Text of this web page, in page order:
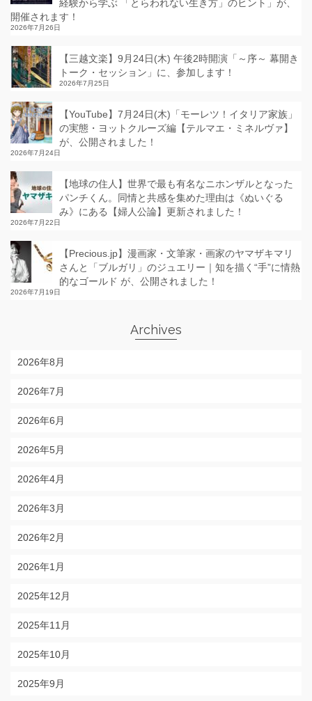
経験から学ぶ 「とらわれない生き方」のヒント」が、
開催されます！
2026年7月26日
【三越文楽】9月24日(木) 午後2時開演「～序～ 幕開き
トーク・セッション」に、参加します！
2026年7月25日
【YouTube】7月24日(木)「モーレツ！イタリア家族」
の実態・ヨットクルーズ編【テルマエ・ミネルヴァ】
が、公開されました！
2026年7月24日
【地球の住人】世界で最も有名なニホンザルとなった
パンチくん。同情と共感を集めた理由は《ぬいぐる
み》にある【婦人公論】更新されました！
2026年7月22日
【Precious.jp】漫画家・文筆家・画家のヤマザキマリ
さんと「ブルガリ」のジュエリー｜知を描く“手”に情熱
的なゴールド が、公開されました！
2026年7月19日
Archives
2026年8月
2026年7月
2026年6月
2026年5月
2026年4月
2026年3月
2026年2月
2026年1月
2025年12月
2025年11月
2025年10月
2025年9月